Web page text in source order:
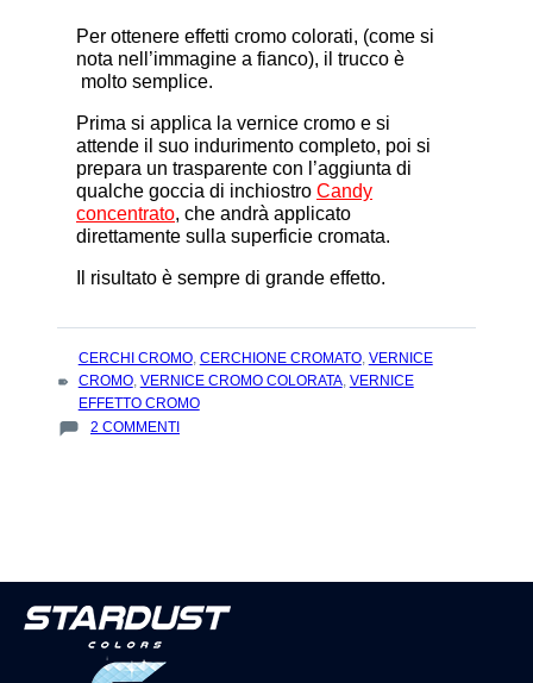
Per ottenere effetti cromo colorati, (come si
nota nell’immagine a fianco), il trucco è
molto semplice.
Prima si applica la vernice cromo e si
attende il suo indurimento completo, poi si
prepara un trasparente con l’aggiunta di
qualche goccia di inchiostro Candy
concentrato, che andrà applicato
direttamente sulla superficie cromata.
Il risultato è sempre di grande effetto.
TAGS
:
CERCHI CROMO, CERCHIONE CROMATO, VERNICE
CROMO, VERNICE CROMO COLORATA, VERNICE
EFFETTO CROMO
2 COMMENTISU